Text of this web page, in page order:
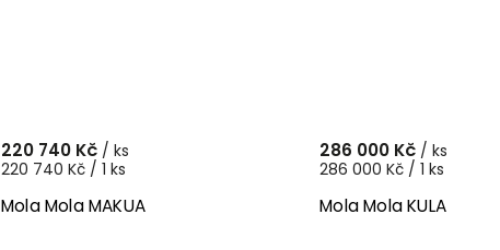
Mola Mola MAKUA
220 740 Kč / ks
220 740 Kč / 1 ks
Mola Mola KULA
286 000 Kč / ks
286 000 Kč / 1 ks